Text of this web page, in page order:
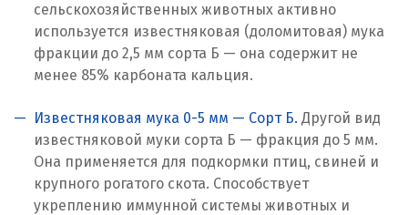
Королёв
Кострома
Краснодар
Краснотурьинск
сельскохозяйственных животных активно
используется известняковая (доломитовая) мука
фракции до 2,5 мм сорта Б — она содержит не
менее 85% карбоната кальция.
Известняковая мука 0-5 мм — Сорт Б. Другой вид
известняковой муки сорта Б — фракция до 5 мм.
Она применяется для подкормки птиц, свиней и
крупного рогатого скота. Способствует
укреплению иммунной системы животных и